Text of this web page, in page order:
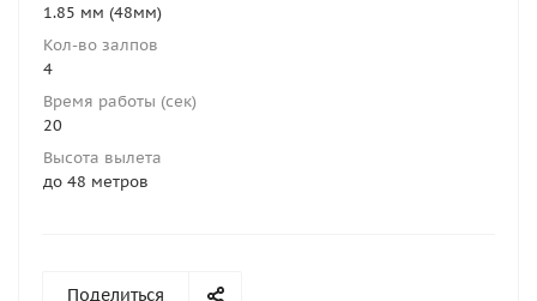
1.85 мм (48мм)
Кол-во залпов
4
Время работы (сек)
20
Высота вылета
до 48 метров
Поделиться